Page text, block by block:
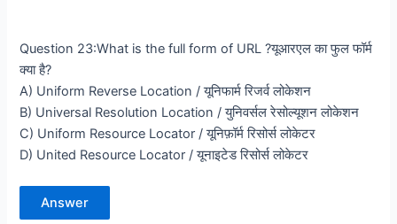
Question 23:What is the full form of URL ?यूआरएल का फुल फॉर्म
क्या है?
A) Uniform Reverse Location / यूनिफार्म रिजर्व लोकेशन
B) Universal Resolution Location / युनिवर्सल रेसोल्यूशन लोकेशन
C) Uniform Resource Locator / यूनिफ़ॉर्म रिसोर्स लोकेटर
D) United Resource Locator / यूनाइटेड रिसोर्स लोकेटर
Answer